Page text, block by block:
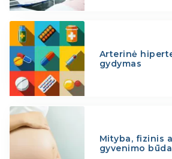
Arterinė
gydymas
Mityba, fizinis
gyvenimo